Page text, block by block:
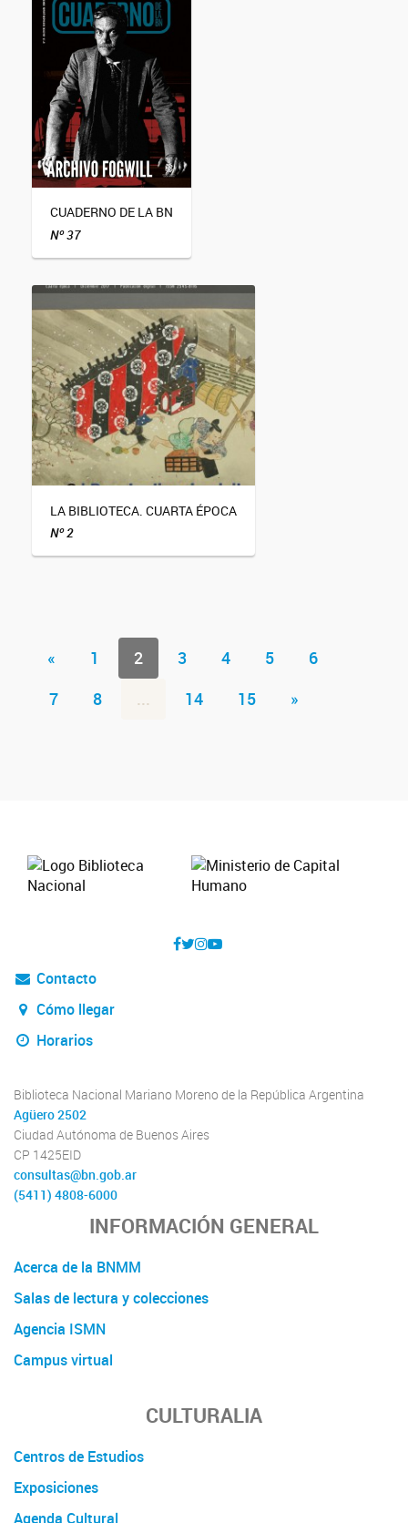
CUADERNO DE LA BN
Nº 37
LA BIBLIOTECA. CUARTA ÉPOCA
Nº 2
« 1 2 3 4 5
6
7
8 ... 14 15 »
Contacto
Cómo llegar
Horarios
Biblioteca Nacional Mariano Moreno de la República Argentina
Agüero 2502
Ciudad Autónoma de Buenos Aires
CP 1425EID
consultas@bn.gob.ar
(5411) 4808-6000
INFORMACIÓN GENERAL
Acerca de la BNMM
Salas de lectura y colecciones
Agencia ISMN
Campus virtual
CULTURALIA
Centros de Estudios
Exposiciones
Agenda Cultural